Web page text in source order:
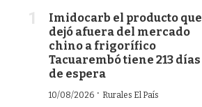
Imidocarb el producto que
dejó afuera del mercado
chino a frigorífico
Tacuarembó tiene 213 días
de espera
10/08/2026 · Rurales El País